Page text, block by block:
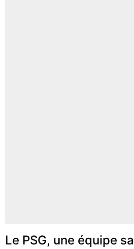
Le PSG, une équipe